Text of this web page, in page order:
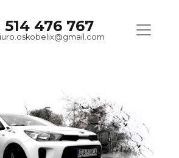
514 476 767